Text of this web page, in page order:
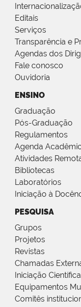
Editais
Serviços
Transparência e
Agendas dos
Fale conosco
Ouvidoria
ENSINO
Graduação
Pós-Graduação
Regulamentos
Agenda
Atividades
Bibliotecas
Laboratórios
Iniciação à
PESQUISA
Grupos
Projetos
Revistas
Chamadas
Iniciação Científica
Equipamentos
Comitês